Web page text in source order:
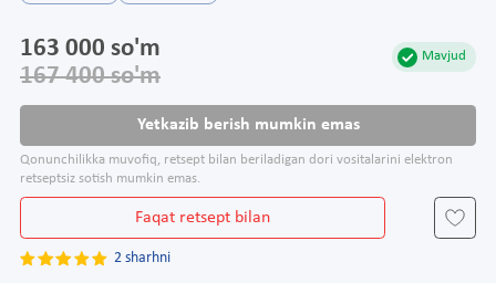
Mavjud
163 000 so'm
167 400 so'm
Yetkazib berish mumkin emas
Qonunchilikka muvofiq, retsept bilan beriladigan dori vositalarini elektron
retseptsiz sotish mumkin emas.
Faqat retsept bilan
2 sharhni